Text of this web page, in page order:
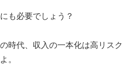
も必要でしょう？
時代、収入の一本化は高リスク
。